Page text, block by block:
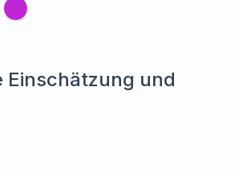
Einschätzung und